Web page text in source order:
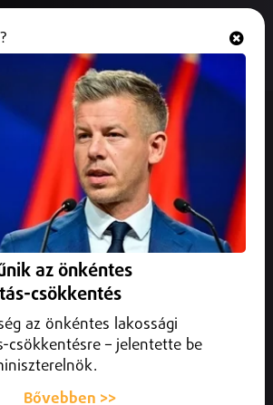
okoz
Belföld
elégetése is akár tízszeresére
az önkéntes
csökkentés
az önkéntes lakossági
csökkentésre – jelentette be
Bővebben >>